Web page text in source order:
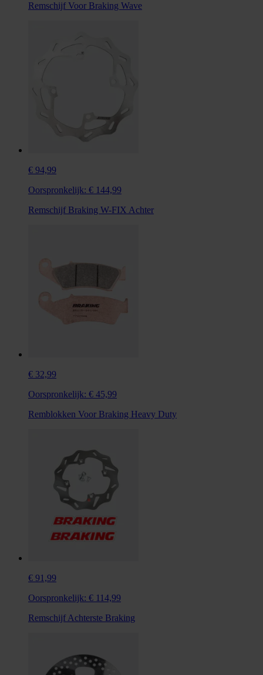
Remschijf Voor Braking Wave
€ 94,99
Oorspronkelijk: € 144,99
Remschijf Braking W-FIX Achter
€ 32,99
Oorspronkelijk: € 45,99
Remblokken Voor Braking Heavy Duty
€ 91,99
Oorspronkelijk: € 114,99
Remschijf Achterste Braking